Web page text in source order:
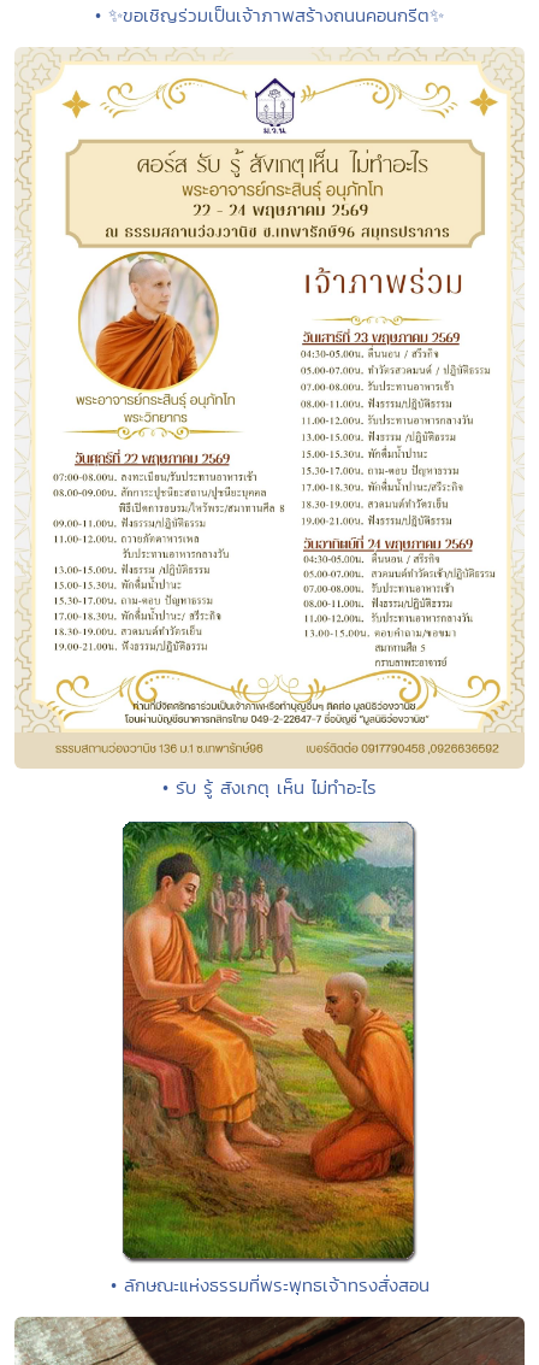
• ✨ขอเชิญร่วมเป็นเจ้าภาพสร้างถนนคอนกรีต✨
• รับ รู้ สังเกตุ เห็น ไม่ทำอะไร
• ลักษณะแห่งธรรมที่พระพุทธเจ้าทรงสั่งสอน